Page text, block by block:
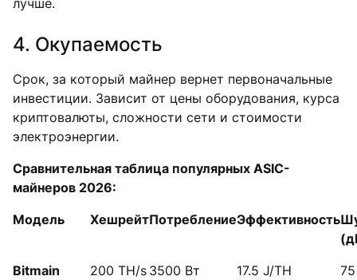
лучше.
4. Окупаемость
Срок, за который майнер вернет первоначальные
инвестиции. Зависит от цены оборудования, курса
криптовалюты, сложности сети и стоимости
электроэнергии.
Сравнительная таблица популярных ASIC-
майнеров 2026:
Модель
ХешрейтПотреблениеЭффективность
Bitmain
200 TH/s 3500 Вт 17.5 J/TH 75